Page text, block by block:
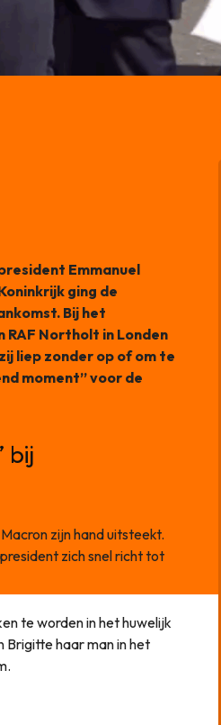
Emmanuel
ging de
Bij het
Northolt in Londen
liep zonder op of om te
moment” voor de
bij
zijn hand uitsteekt.
zich snel richt tot
te worden in het huwelijk
Brigitte haar man in het